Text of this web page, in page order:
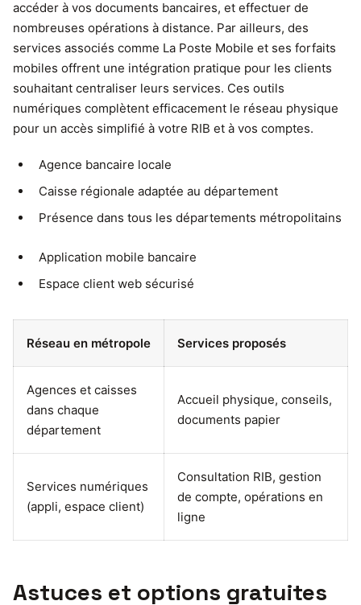
accéder à vos documents bancaires, et effectuer de
nombreuses opérations à distance. Par ailleurs, des
services associés comme La Poste Mobile et ses forfaits
mobiles offrent une intégration pratique pour les clients
souhaitant centraliser leurs services. Ces outils
numériques complètent efficacement le réseau physique
pour un accès simplifié à votre RIB et à vos comptes.
Agence bancaire locale
Caisse régionale adaptée au département
Présence dans tous les départements métropolitains
Application mobile bancaire
Espace client web sécurisé
Réseau en métropole Services proposés
Agences et caisses
dans chaque
département
Accueil physique, conseils,
documents papier
Services numériques
(appli, espace client)
Consultation RIB, gestion
de compte, opérations en
ligne
Astuces et options gratuites